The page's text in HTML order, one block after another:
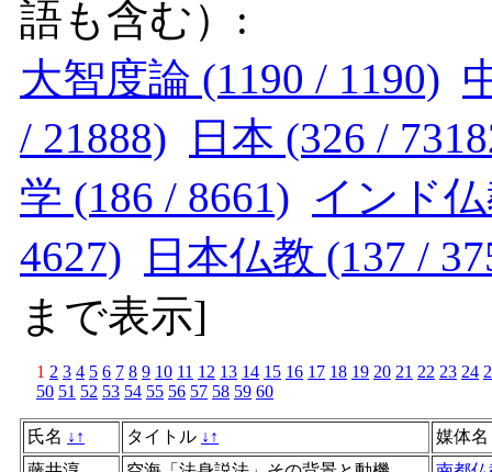
語も含む）:
大智度論 (1190 / 1190)
/ 21888)
日本 (326 /
学 (186 / 8661) インド
4627)
日本仏教 (137 /
まで表示]
1 2 3 4 5 6 7 8 9 10 11 12 13 14 15 16 17 18 19 20 21 22 23 24
50 51 52 53 54 55 56 57 58 59 60
氏名 ↓ ↑ タイトル ↓ ↑
媒体名